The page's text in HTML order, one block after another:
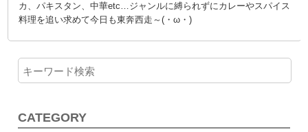
カ、パキスタン、中華etc…ジャンルに縛られずにカレーやスパイス
料理を追い求めて今日も東奔西走～(・ω・)
CATEGORY